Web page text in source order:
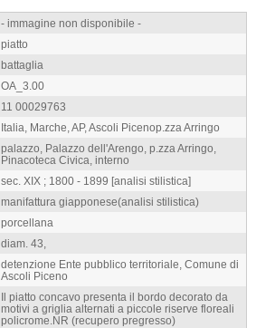
- immagine non disponibile -
piatto
battaglia
OA_3.00
11 00029763
Italia, Marche, AP, Ascoli Picenop.zza Arringo
palazzo, Palazzo dell'Arengo, p.zza Arringo,
Pinacoteca Civica, interno
sec. XIX ; 1800 - 1899 [analisi stilistica]
manifattura giapponese(analisi stilistica)
porcellana
diam. 43,
detenzione Ente pubblico territoriale, Comune di
Ascoli Piceno
Il piatto concavo presenta il bordo decorato da
motivi a griglia alternati a piccole riserve floreali
policrome.NR (recupero pregresso)